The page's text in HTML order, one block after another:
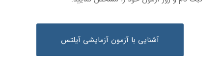
آشنایی با آزمون آزمایشی آیلتس